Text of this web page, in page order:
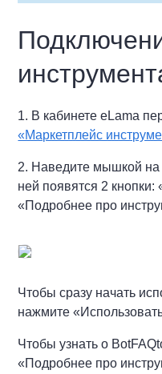
1. В кабинете eLama
«Маркетплейс
2. Наведите мышкой на
ней появятся 2 кнопки:
«Подробнее про
Чтобы сразу начать
нажмите
Чтобы узнать о
«Подробнее про